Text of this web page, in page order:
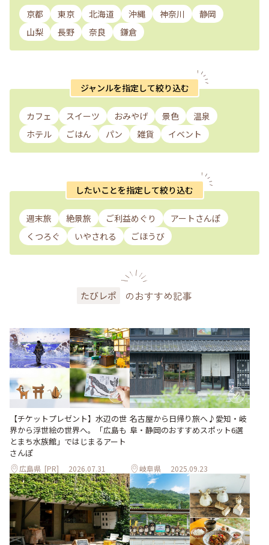
京都 東京 北海道 沖縄 神奈川
静岡
山梨
長野 奈良 鎌倉
ジャンルを指定して絞り込む
カフェ スイーツ おみやげ 景色
温泉
ホテル
ごはん パン 雑貨 イベント
したいことを指定して絞り込む
週末旅 絶景旅 ご利益めぐり
アートさんぽ
くつろぐ
いやされる ごほうび
たびレポ のおすすめ記事
【チケットプレゼント】水辺の世
界から浮世絵の世界へ。「広島も
とまち水族館」ではじまるアート
さんぽ
広島県 [PR] 2026.07.31
名古屋から日帰り旅へ♪愛知・岐
阜・静岡のおすすめスポット6選
岐阜県 2025.09.23